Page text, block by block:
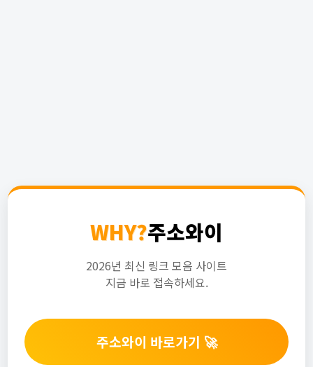
WHY?주소와이
2026년 최신 링크 모음 사이트
지금 바로 접속하세요.
주소와이 바로가기 🚀